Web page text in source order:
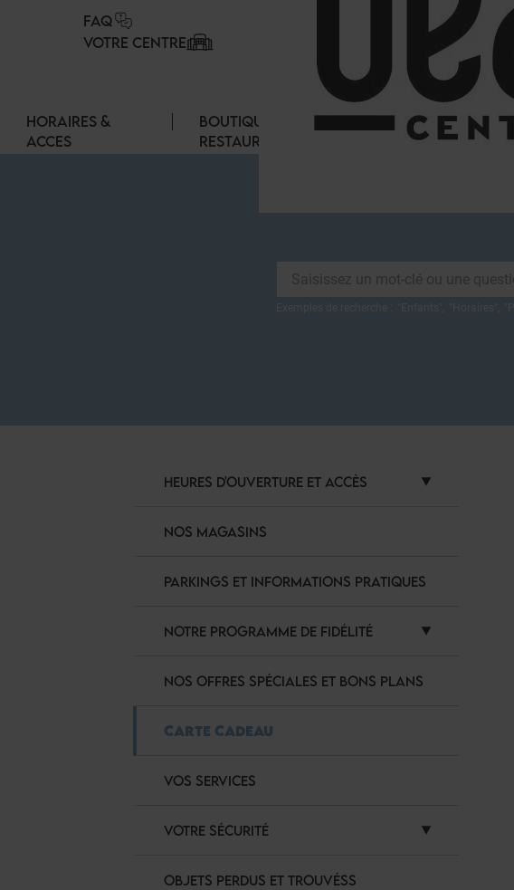
FAQ
VOTRE CENTRE
HORAIRES &
ACCES
BOUTIQUES &
RESTAURANTS
BONS
PLANS
HEURES D'OUVERTURE ET ACCÈS
NOS MAGASINS
PARKINGS ET INFORMATIONS PRATIQUES
NOTRE PROGRAMME DE FIDÉLITÉ
NOS OFFRES SPÉCIALES ET BONS PLANS
CARTE CADEAU
VOS SERVICES
VOTRE SÉCURITÉ
OBJETS PERDUS ET TROUVÉSS
Panneau de gestion des cookies